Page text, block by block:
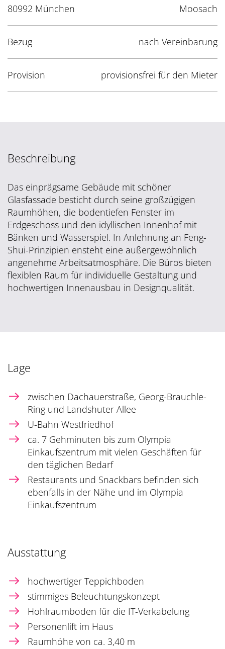
80992 München Moosach
Bezug nach Vereinbarung
Provision provisionsfrei für den Mieter
Beschreibung
Das einprägsame Gebäude mit schöner
Glasfassade besticht durch seine großzügigen
Raumhöhen, die bodentiefen Fenster im
Erdgeschoss und den idyllischen Innenhof mit
Bänken und Wasserspiel. In Anlehnung an Feng-
Shui-Prinzipien ensteht eine außergewöhnlich
angenehme Arbeitsatmosphäre. Die Büros bieten
flexiblen Raum für individuelle Gestaltung und
hochwertigen Innenausbau in Designqualität.
Lage
zwischen Dachauerstraße, Georg-Brauchle-
Ring und Landshuter Allee
U-Bahn Westfriedhof
ca. 7 Gehminuten bis zum Olympia
Einkaufszentrum mit vielen Geschäften für
den täglichen Bedarf
Restaurants und Snackbars befinden sich
ebenfalls in der Nähe und im Olympia
Einkaufszentrum
Ausstattung
hochwertiger Teppichboden
stimmiges Beleuchtungskonzept
Hohlraumboden für die IT-Verkabelung
Personenlift im Haus
Raumhöhe von ca. 3,40 m